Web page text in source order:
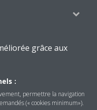
aux cookies
grâce aux
:
permettre la navigation
(« cookies minimum»).